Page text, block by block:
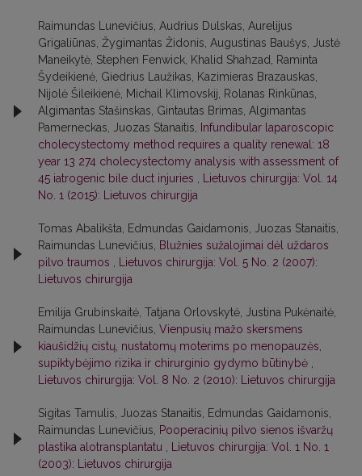
Raimundas Lunevičius, Audrius Dulskas, Aurelijus
Grigaliūnas, Žygimantas Židonis, Augustinas Baušys, Justė
Maneikytė, Stephen Fenwick, Khalid Shahzad, Raminta
Šydeikienė, Giedrius Laužikas, Kazimieras Brazauskas,
Nijolė Šileikienė, Michail Klimovskij, Rolanas Rinkūnas,
Algimantas Stašinskas, Gintautas Brimas, Algimantas
Pamerneckas, Juozas Stanaitis,
Infundibular laparoscopic
cholecystectomy method requires a quality renewal: 18
year 13 274 cholecystectomy analysis with assessment of
45 iatrogenic bile duct injuries
Lietuvos chirurgija: Vol. 14
No. 1 (2015): Lietuvos chirurgija
Tomas Abalikšta, Edmundas Gaidamonis, Juozas Stanaitis,
Raimundas Lunevičius,
Blužnies sužalojimai dėl uždaros
pilvo traumos
Lietuvos chirurgija: Vol. 5 No. 2 (2007):
Lietuvos chirurgija
Emilija Grubinskaitė, Tatjana Orlovskytė, Justina Pukėnaitė,
Raimundas Lunevičius, Vienpusių mažo skersmens
kiaušidžių cistų, nustatomų moterims po menopauzės,
supiktybėjimo rizika ir chirurginio gydymo būtinybė
Lietuvos chirurgija: Vol. 8 No. 2 (2010): Lietuvos chirurgija
Sigitas Tamulis, Juozas Stanaitis, Edmundas Gaidamonis,
Raimundas Lunevičius,
Pooperacinių pilvo sienos išvaržų
plastika alotransplantatu
Lietuvos chirurgija: Vol. 1 No. 1
(2003): Lietuvos chirurgija